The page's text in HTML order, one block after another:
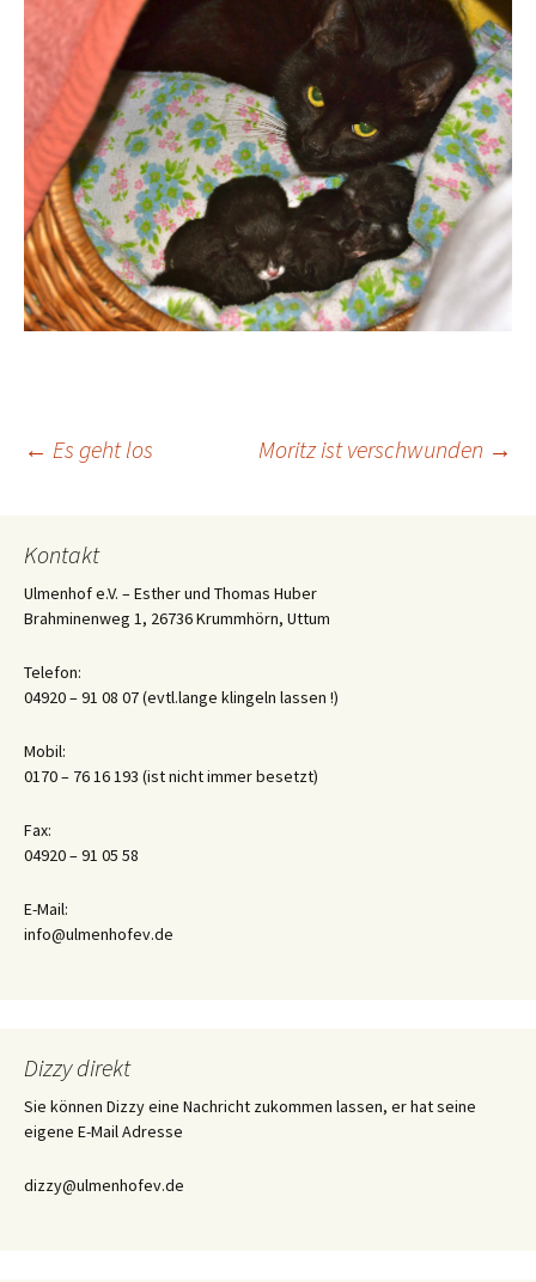
Beitrags-
Navigation
← Es geht los Moritz ist verschwunden →
Kontakt
Ulmenhof e.V. – Esther und Thomas Huber
Brahminenweg 1, 26736 Krummhörn, Uttum
Telefon:
04920 – 91 08 07 (evtl.lange klingeln lassen !)
Mobil:
0170 – 76 16 193 (ist nicht immer besetzt)
Fax:
04920 – 91 05 58
E-Mail:
info@ulmenhofev.de
Dizzy direkt
Sie können Dizzy eine Nachricht zukommen lassen, er hat seine
eigene E-Mail Adresse
dizzy@ulmenhofev.de